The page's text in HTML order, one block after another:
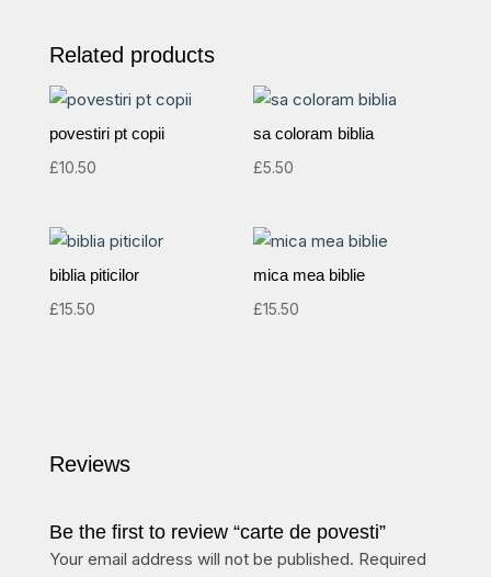
Related products
povestiri pt copii
£10.50
sa coloram biblia
£5.50
biblia piticilor
£15.50
mica mea biblie
£15.50
Reviews
Be the first to review “carte de povesti”
Your email address will not be published. Required